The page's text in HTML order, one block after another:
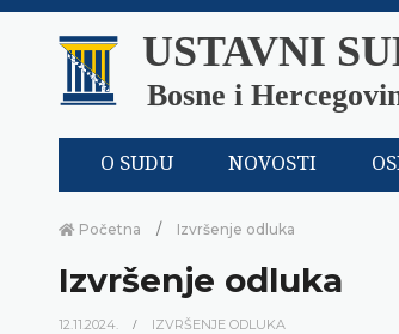
USTAVNI
Bosne i
O SUDU NOVOSTI
Početna Izvršenje odluka
Izvršenje odluka
12.11.2024. IZVRŠENJE ODLUKA